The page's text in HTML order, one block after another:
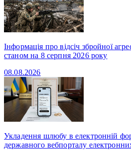
Інформація про відсіч збройної
станом на 8 серпня 2026 року
08.08.2026
Укладення шлюбу в електронній
державного вебпорталу